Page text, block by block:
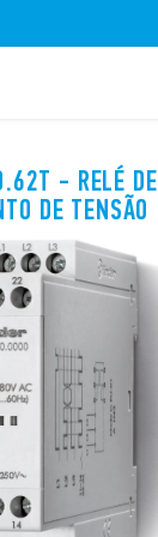
- RELÉ DE
DE TENSÃO